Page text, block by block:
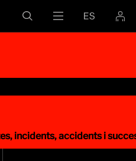
incidents, accidents i